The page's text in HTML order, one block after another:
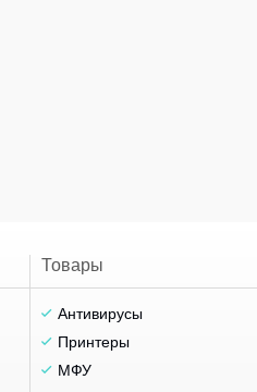
Товары
Антивирусы
Принтеры
МФУ